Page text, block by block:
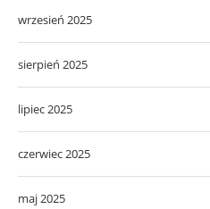
wrzesień 2025
sierpień 2025
lipiec 2025
czerwiec 2025
maj 2025